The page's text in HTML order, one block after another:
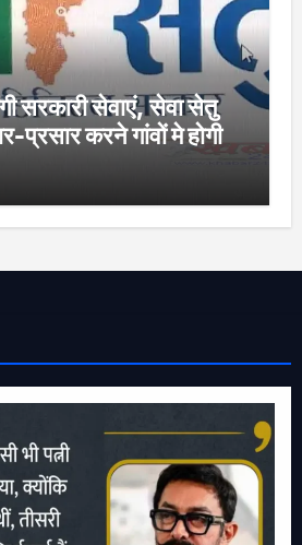
सरकारी सेवाएं, सेवा सेतु
प्रसार करने गांवों मे होगी